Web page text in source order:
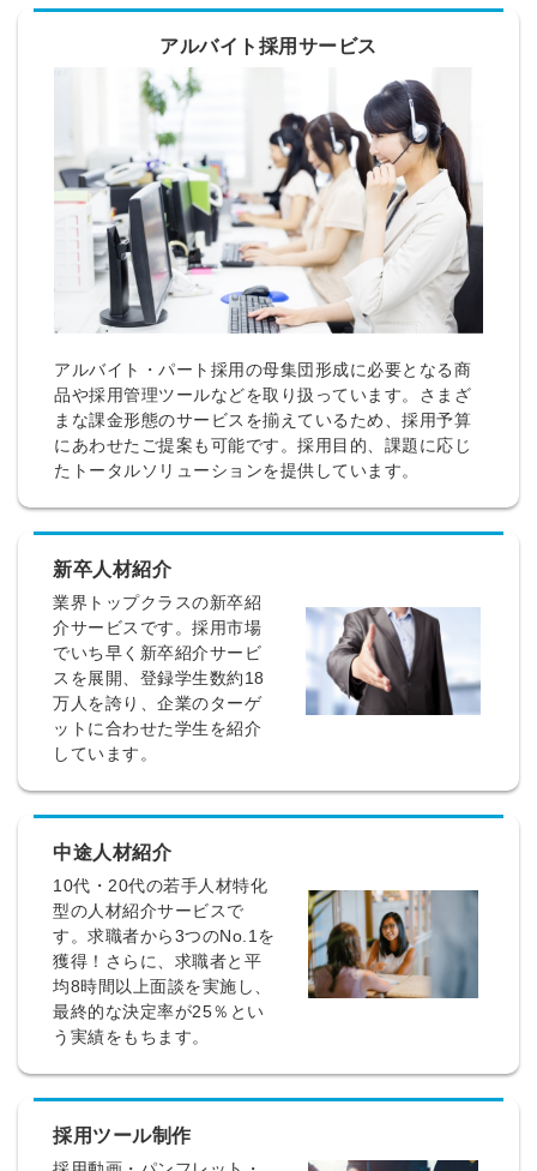
アルバイト採用サービス
アルバイト・パート採用の母集団形成に必要となる商
品や採用管理ツールなどを取り扱っています。さまざ
まな課金形態のサービスを揃えているため、採用予算
にあわせたご提案も可能です。採用目的、課題に応じ
たトータルソリューションを提供しています。
新卒人材紹介
業界トップクラスの新卒紹
介サービスです。採用市場
でいち早く新卒紹介サービ
スを展開、登録学生数約18
万人を誇り、企業のターゲ
ットに合わせた学生を紹介
しています。
中途人材紹介
10代・20代の若手人材特化
型の人材紹介サービスで
す。求職者から3つのNo.1を
獲得！さらに、求職者と平
均8時間以上面談を実施し、
最終的な決定率が25％とい
う実績をもちます。
採用ツール制作